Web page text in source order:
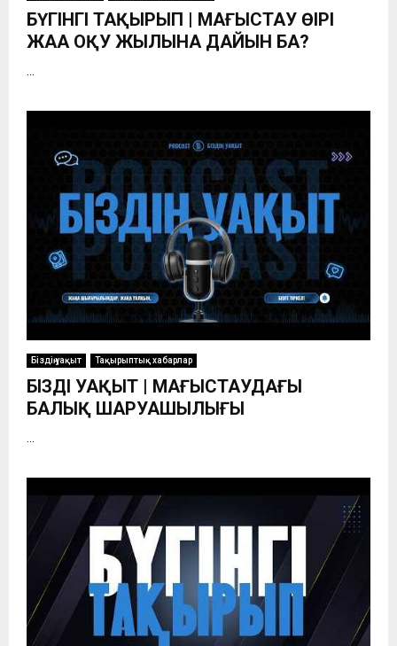
БҮГІНГІ ТАҚЫРЫП | МАҢҒЫСТАУ ӨҢІРІ
ЖАҢА ОҚУ ЖЫЛЫНА ДАЙЫН БА?
Біздің уақыт Тақырыптық хабарлар
БІЗДІҢ УАҚЫТ | МАҢҒЫСТАУДАҒЫ
БАЛЫҚ ШАРУАШЫЛЫҒЫ